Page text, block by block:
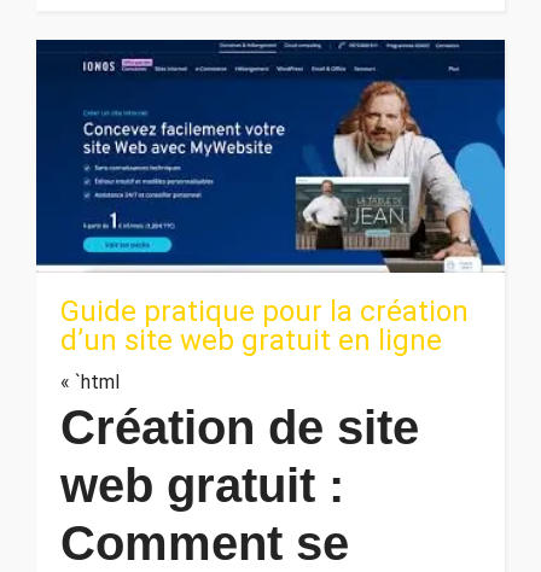
Guide pratique pour la création
d’un site web gratuit en ligne
« `html
Création de site
web gratuit :
Comment se